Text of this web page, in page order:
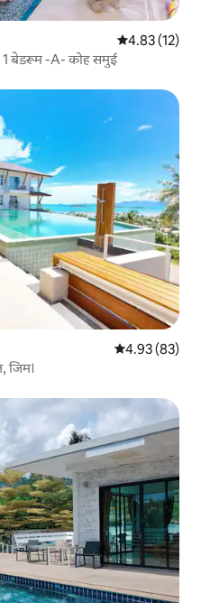
औसत रेटिंग 5 में
4.83 (12)
1 बेडरूम -A- कोह समुई
औसत रेटिंग 5 में
4.93 (83)
जिम।